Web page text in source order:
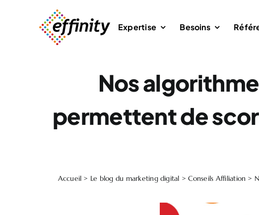
Expertise Besoins
Nos
permettent de
Accueil > Le blog du marketing digital >Conseils Affiliation >